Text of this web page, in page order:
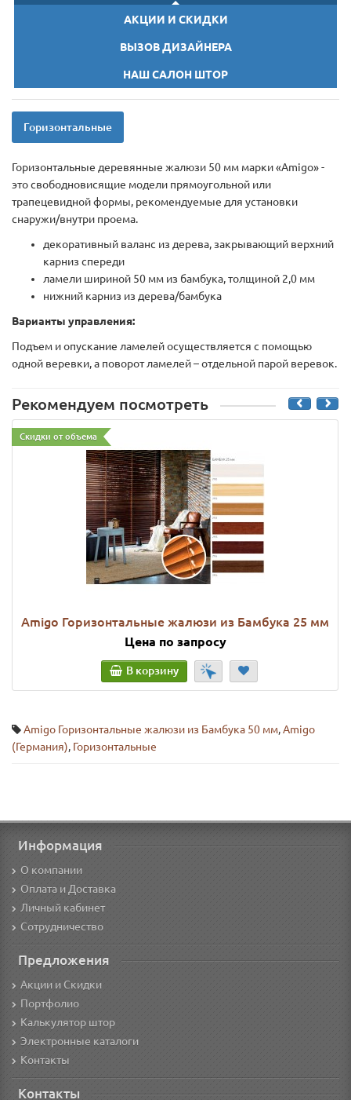
АКЦИИ И СКИДКИ
ВЫЗОВ ДИЗАЙНЕРА
НАШ САЛОН ШТОР
Горизонтальные
Горизонтальные деревянные жалюзи 50 мм марки «Amigo» -
это свободновисящие модели прямоугольной или
трапецевидной формы, рекомендуемые для установки
снаружи/внутри проема.
декоративный валанс из дерева, закрывающий верхний
карниз спереди
ламели шириной 50 мм из бамбука, толщиной 2,0 мм
нижний карниз из дерева/бамбука
Варианты управления:
Подъем и опускание ламелей осуществляется с помощью
одной веревки, а поворот ламелей – отдельной парой веревок.
Рекомендуем посмотреть
Скидки от объема
Amigo Горизонтальные жалюзи из Бамбука 25 мм
Цена по запросу
В корзину
Amigo Горизонтальные жалюзи из Бамбука 50 мм,Amigo
(Германия), Горизонтальные
Информация
О компании
Оплата и Доставка
Личный кабинет
Сотрудничество
Предложения
Акции и Скидки
Портфолио
Калькулятор штор
Электронные каталоги
Контакты
Контакты